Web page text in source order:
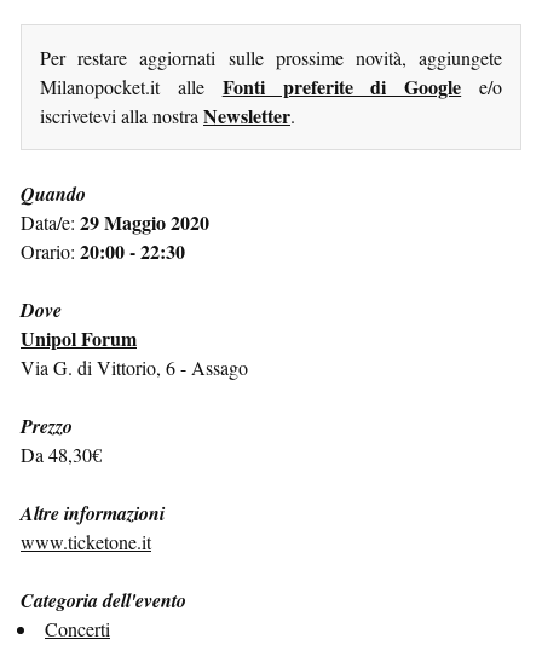
Per restare aggiornati sulle prossime novità, aggiungete
Milanopocket.it alle Fonti preferite di Google e/o
iscrivetevi alla nostra Newsletter.
Quando
Data/e: 29 Maggio 2020
Orario: 20:00 - 22:30
Dove
Unipol Forum
Via G. di Vittorio, 6 - Assago
Prezzo
Da 48,30€
Altre informazioni
www.ticketone.it
Categoria dell'evento
Concerti